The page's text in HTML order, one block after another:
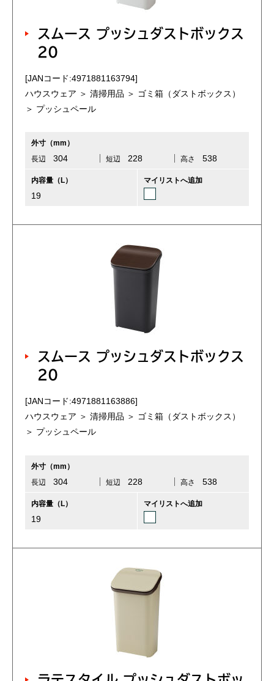
スムース プッシュダストボックス
20
[JANコード:4971881163794]
ハウスウェア ＞ 清掃用品 ＞ ゴミ箱（ダストボックス）
＞ プッシュペール
外寸（mm）
長辺
304 短辺 228 高さ 538
内容量（L）
19
マイリストへ追加
スムース プッシュダストボックス
20
[JANコード:4971881163886]
ハウスウェア ＞ 清掃用品 ＞ ゴミ箱（ダストボックス）
＞ プッシュペール
外寸（mm）
長辺
304 短辺 228 高さ 538
内容量（L）
19
マイリストへ追加